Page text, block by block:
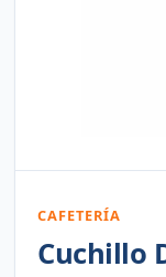
CAFETERÍA
Cuchillo